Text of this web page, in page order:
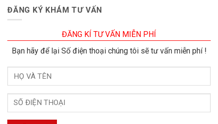
ĐĂNG KÝ KHÁM TƯ VẤN
ĐĂNG KÍ TƯ VẤN MIỄN PHÍ
Bạn hãy để lại Số điện thoại chúng tôi sẽ tư vấn miễn phí !